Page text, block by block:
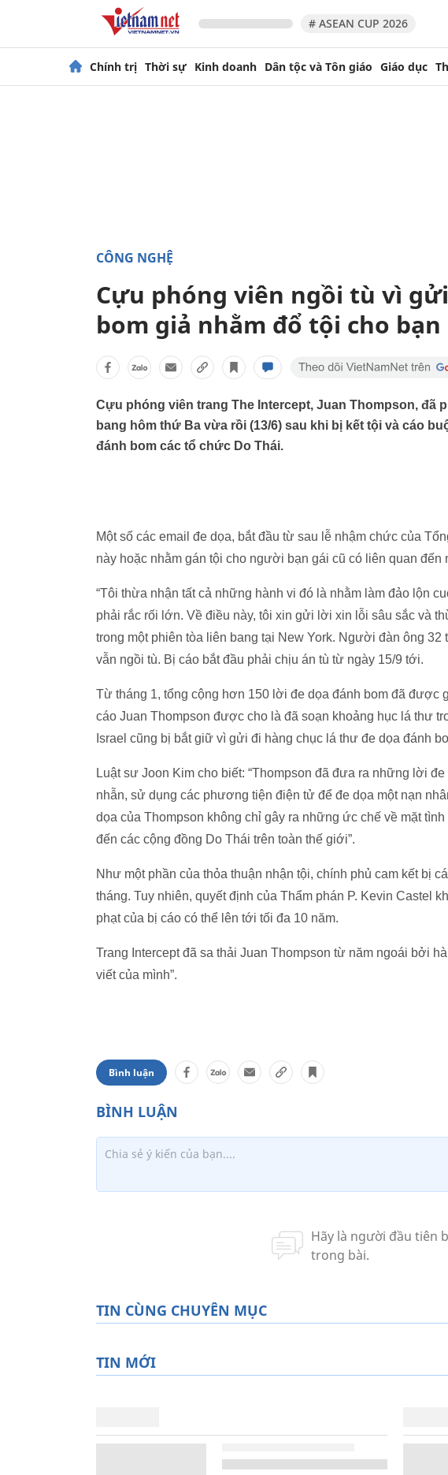
# ASEAN CUP 2026
Chính trị Thời sự Kinh doanh Dân tộc và Tôn giáo Giáo dục
CÔNG NGHỆ
Cựu phóng viên ngồi tù vì
bom giả nhằm đổ tội cho bạn
Cựu phóng viên trang The Intercept, Juan Thompson, đã
bang hôm thứ Ba vừa rồi (13/6) sau khi bị kết tội và cáo
đánh bom các tổ chức Do Thái.
Một số các email đe dọa, bắt đầu từ sau lễ nhậm chức của
này hoặc nhằm gán tội cho người bạn gái cũ có liên quan
“Tôi thừa nhận tất cả những hành vi đó là nhằm làm đảo lộn
phải rắc rối lớn. Về điều này, tôi xin gửi lời xin lỗi sâu sắc và
trong một phiên tòa liên bang tại New York. Người đàn ông
vẫn ngồi tù. Bị cáo bắt đầu phải chịu án tù từ ngày 15/9 tới.
Từ tháng 1, tổng cộng hơn 150 lời đe dọa đánh bom đã được
cáo Juan Thompson được cho là đã soạn khoảng hục lá thư
Israel cũng bị bắt giữ vì gửi đi hàng chục lá thư đe dọa đánh
Luật sư Joon Kim cho biết: “Thompson đã đưa ra những lời
nhẫn, sử dụng các phương tiện điện tử để đe dọa một nạn
dọa của Thompson không chỉ gây ra những ức chế về mặt
đến các cộng đồng Do Thái trên toàn thế giới”.
Như một phần của thỏa thuận nhận tội, chính phủ cam kết bị
tháng. Tuy nhiên, quyết định của Thẩm phán P. Kevin Castel
phạt của bị cáo có thể lên tới tối đa 10 năm.
Trang Intercept đã sa thải Juan Thompson từ năm ngoái bởi
viết của mình”.
Bình luận
TIN CÙNG CHUYÊN MỤC
TIN MỚI